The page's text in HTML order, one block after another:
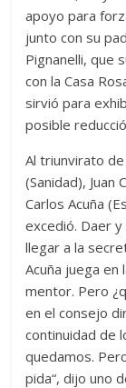
apoyo para
junto con su
Pignanelli, que
con la Casa
sirvió para
posible
Al triunvirato
(Sanidad), Juan
Carlos Acuña
excedió. Daer
llegar a la
Acuña juega en
mentor. Pero
en el consejo
continuidad de
quedamos.
pida“, dijo uno